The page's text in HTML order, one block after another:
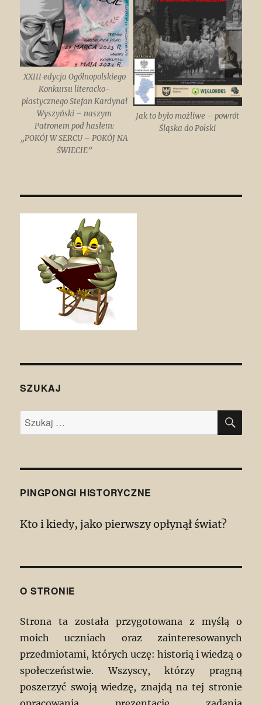
XXIII edycja Ogólnopolskiego
Konkursu literacko-
plastycznego Stefan Kardynał
Wyszyński – naszym
Patronem pod hasłem:
„POKÓJ W SERCU – POKÓJ NA
ŚWIECIE”
Jak to było możliwe – powrót
Śląska do Polski
SZUKAJ
Szukaj:
PINGPONGI HISTORYCZNE
Kto i kiedy, jako pierwszy opłynął świat?
O STRONIE
Strona ta została przygotowana z myślą o
moich uczniach oraz zainteresowanych
przedmiotami, których uczę: historią i wiedzą o
społeczeństwie. Wszyscy, którzy pragną
poszerzyć swoją wiedzę, znajdą na tej stronie